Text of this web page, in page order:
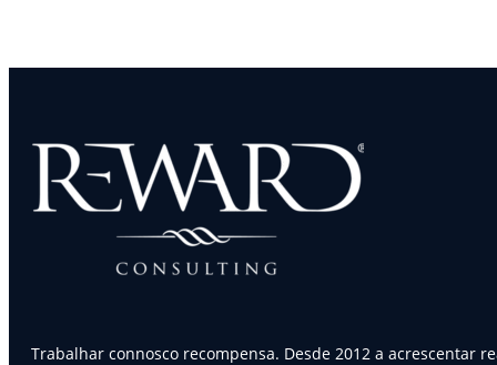
Trabalhar connosco recompensa. Desde 2012 a acrescentar